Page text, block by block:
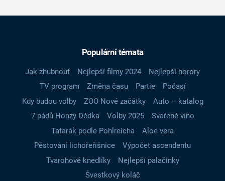
Populární témata
Jak zhubnout Nejlepší filmy 2024
Nejlepší horory
TV program
Změna času Partie
Počasí
Kdy budou volby
ZOO Nové začátky
Auto – katalog
7 pádů Honzy Dědka
Volby 2025
Svařené víno
Tatarák podle Pohlreicha
Aloe vera
Pěstování lichořeřišnice
Výpočet ascendentu
Tvarohové knedlíky
Nejlepší palačinky
Švestkový koláč